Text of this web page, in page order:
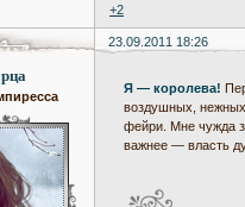
+2
23.09.2011 18:26
Я — королева!
воздушных,
фейри. Мне чужда
важнее — власть